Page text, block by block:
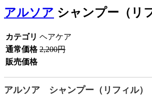
アルソア シャンプー（リ
カテゴリ ヘアケア
通常価格 2,200円
販売価格
アルソア シャンプー（リフィル）